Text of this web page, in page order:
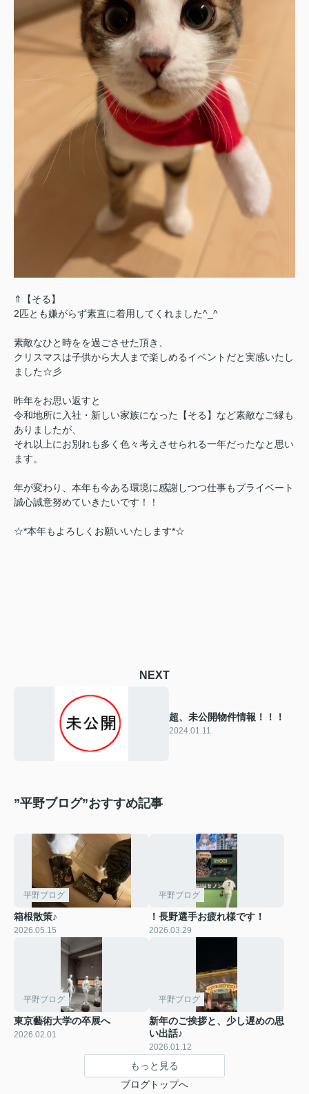
⇑【そる】
2匹とも嫌がらず素直に着用してくれました^_^
素敵なひと時をを過ごさせた頂き、
クリスマスは子供から大人まで楽しめるイベントだと実感いたし
ました☆彡
昨年をお思い返すと
令和地所に入社・新しい家族になった【そる】など素敵なご縁も
ありましたが、
それ以上にお別れも多く色々考えさせられる一年だったなと思い
ます。
年が変わり、本年も今ある環境に感謝しつつ仕事もプライベート
誠心誠意努めていきたいです！！
☆*本年もよろしくお願いいたします*☆
NEXT
超、未公開物件情報！！！
2024.01.11
”平野ブログ”おすすめ記事
平野ブログ
箱根散策♪
2026.05.15
平野ブログ
！長野選手お疲れ様です！
2026.03.29
平野ブログ
東京藝術大学の卒展へ
2026.02.01
平野ブログ
新年のご挨拶と、少し遅めの思
い出話♪
2026.01.12
もっと見る
ブログトップへ